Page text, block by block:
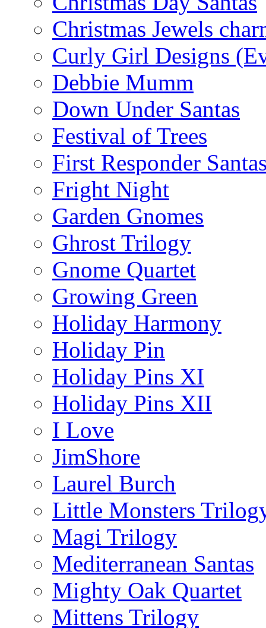
Christmas Jewels
Curly Girl Designs
Debbie Mumm
Down Under Santas
Festival of Trees
First Responder
Fright Night
Garden Gnomes
Ghrost Trilogy
Gnome Quartet
Growing Green
Holiday Harmony
Holiday Pin
Holiday Pins XI
Holiday Pins XII
I Love
JimShore
Laurel Burch
Little Monsters
Magi Trilogy
Mediterranean Santas
Mighty Oak Quartet
Mittens Trilogy